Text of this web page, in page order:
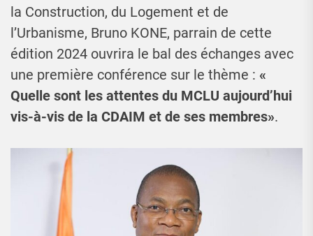
la Construction, du Logement et de
l’Urbanisme, Bruno KONE, parrain de cette
édition 2024 ouvrira le bal des échanges avec
une première conférence sur le thème : «
Quelle sont les attentes du MCLU aujourd’hui
vis-à-vis de la CDAIM et de ses membres».